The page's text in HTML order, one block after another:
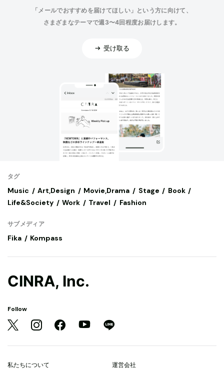
「メールでおすすめを届けてほしい」という方に向けて、
さまざまなテーマで週3〜4回程度お届けします。
受け取る
タグ
Music Art,Design Movie,Drama Stage
Book
Life&Society
Work Travel Fashion
サブメディア
Fika Kompass
CINRA, Inc.
Follow
私たちについて 運営会社